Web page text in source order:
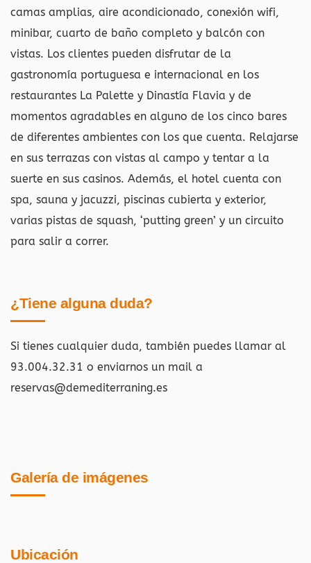
camas amplias, aire acondicionado, conexión wifi,
minibar, cuarto de baño completo y balcón con
vistas. Los clientes pueden disfrutar de la
gastronomía portuguesa e internacional en los
restaurantes La Palette y Dinastía Flavia y de
momentos agradables en alguno de los cinco bares
de diferentes ambientes con los que cuenta. Relajarse
en sus terrazas con vistas al campo y tentar a la
suerte en sus casinos. Además, el hotel cuenta con
spa, sauna y jacuzzi, piscinas cubierta y exterior,
varias pistas de squash, ‘putting green’ y un circuito
para salir a correr.
¿Tiene alguna duda?
Si tienes cualquier duda, también puedes llamar al
93.004.32.31 o enviarnos un mail a
reservas@demediterraning.es
Galería de imágenes
Ubicación